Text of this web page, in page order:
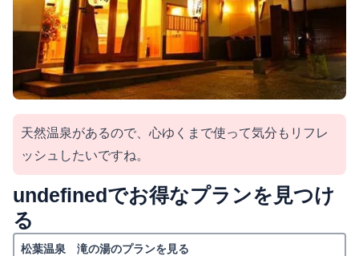
天然温泉があるので、心ゆくまで使って気分もリフレ
ッシュしたいですね。
undefinedでお得なプランを見つけ
る
松葉温泉 滝の湯のプランを見る